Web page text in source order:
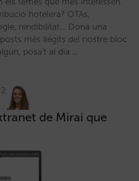
hotelera? OTAs,
rendibilitat... Dona una
més llegits del nostre bloc
posa't al dia.…
de Mirai que